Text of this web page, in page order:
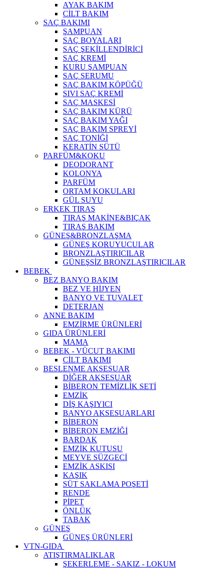
AYAK BAKIM
CİLT BAKIM
SAÇ BAKIMI
ŞAMPUAN
SAÇ BOYALARI
SAÇ ŞEKİLLENDİRİCİ
SAÇ KREMİ
KURU ŞAMPUAN
SAÇ SERUMU
SAÇ BAKIM KÖPÜĞÜ
SIVI SAÇ KREMİ
SAÇ MASKESİ
SAÇ BAKIM KÜRÜ
SAÇ BAKIM YAĞI
SAÇ BAKIM SPREYİ
SAÇ TONİĞİ
KERATİN SÜTÜ
PARFÜM&KOKU
DEODORANT
KOLONYA
PARFÜM
ORTAM KOKULARI
GÜL SUYU
ERKEK TIRAŞ
TIRAŞ MAKİNE&BIÇAK
TIRAŞ BAKIM
GÜNEŞ&BRONZLAŞMA
GÜNEŞ KORUYUCULAR
BRONZLAŞTIRICILAR
GÜNEŞSİZ BRONZLAŞTIRICILAR
BEBEK
BEZ BANYO BAKIM
BEZ VE HİJYEN
BANYO VE TUVALET
DETERJAN
ANNE BAKIM
EMZİRME ÜRÜNLERİ
GIDA ÜRÜNLERİ
MAMA
BEBEK - VÜCUT BAKIMI
CİLT BAKIMI
BESLENME AKSESUAR
DİĞER AKSESUAR
BİBERON TEMİZLİK SETİ
EMZİK
DİŞ KAŞIYICI
BANYO AKSESUARLARI
BİBERON
BİBERON EMZİĞİ
BARDAK
EMZİK KUTUSU
MEYVE SÜZGECİ
EMZİK ASKISI
KAŞIK
SÜT SAKLAMA POŞETİ
RENDE
PİPET
ÖNLÜK
TABAK
GÜNEŞ
GÜNEŞ ÜRÜNLERİ
VTN-GIDA
ATIŞTIRMALIKLAR
ŞEKERLEME - SAKIZ - LOKUM